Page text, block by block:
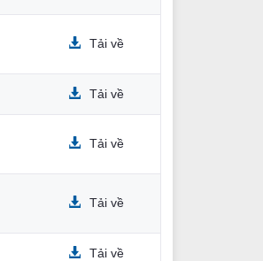
Tải về
Tải về
Tải về
Tải về
Tải về